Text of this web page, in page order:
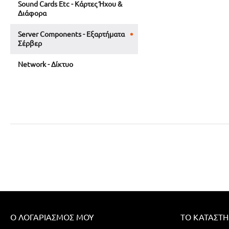
Sound Cards Etc - Κάρτες Ήχου &
Διάφορα
Server Components - Εξαρτήματα
Σέρβερ
Network - Δίκτυο
Ο ΛΟΓΑΡΙΑΣΜΌΣ ΜΟΥ ΤΟ